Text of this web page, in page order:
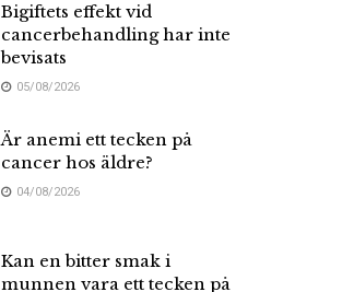
Bigiftets effekt vid
cancerbehandling har inte
bevisats
05/08/2026
Är anemi ett tecken på
cancer hos äldre?
04/08/2026
Kan en bitter smak i
munnen vara ett tecken på